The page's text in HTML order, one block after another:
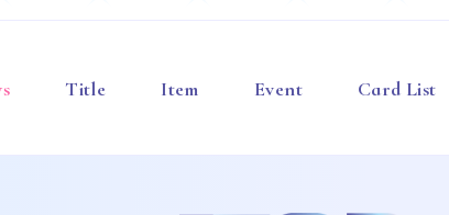
Title Item Event Card List